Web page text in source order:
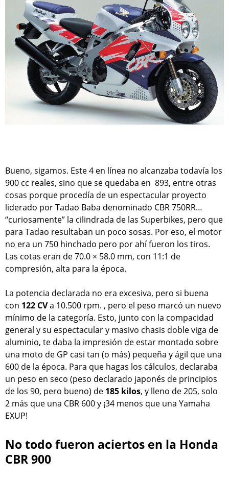
Bueno, sigamos. Este 4 en línea no alcanzaba todavía los
900 cc reales, sino que se quedaba en 893, entre otras
cosas porque procedía de un espectacular proyecto
liderado por Tadao Baba denominado CBR 750RR…
“curiosamente” la cilindrada de las Superbikes, pero que
para Tadao resultaban un poco sosas. Por eso, el motor
no era un 750 hinchado pero por ahí fueron los tiros.
Las cotas eran de 70.0 × 58.0 mm, con 11:1 de
compresión, alta para la época.
La potencia declarada no era excesiva, pero si buena
con 122 CVa 10.500 rpm. , pero el peso marcó un nuevo
mínimo de la categoría. Esto, junto con la compacidad
general y su espectacular y masivo chasis doble viga de
aluminio, te daba la impresión de estar montado sobre
una moto de GP casi tan (o más) pequeña y ágil que una
600 de la época. Para que hagas los cálculos, declaraba
un peso en seco (peso declarado japonés de principios
de los 90, pero bueno) de 185 kilos, y lleno de 205, solo
2 más que una CBR 600 y ¡34 menos que una Yamaha
EXUP!
No todo fueron aciertos en la Honda
CBR 900